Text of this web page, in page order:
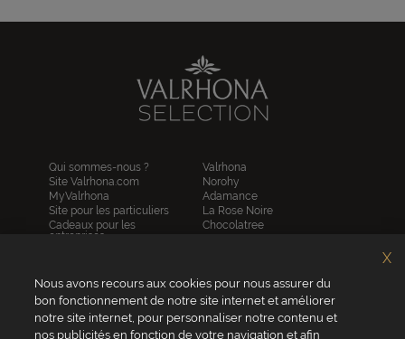
Qui sommes-nous ?
Site Valrhona.com
MyValrhona
Site pour les particuliers
Cadeaux pour les
entreprises
Contactez-nous
Valrhona
Norohy
Adamance
La Rose Noire
Chocolatree
Republica del cacao
Service client
Nous avons recours aux cookies pour nous assurer du
bon fonctionnement de notre site internet et améliorer
notre site internet, pour personnaliser notre contenu et
nos publicités en fonction de votre navigation et afin
X